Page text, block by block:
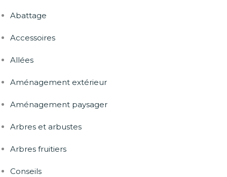
Abattage
Accessoires
Allées
Aménagement extérieur
Aménagement paysager
Arbres et arbustes
Arbres fruitiers
Conseils